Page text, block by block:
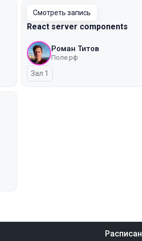
Смотреть запись
React server components
Роман Титов
Поле.рф
Зал 1